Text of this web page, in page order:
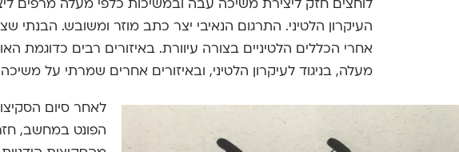
לוחצים חזק ליצירת משיכה עבה ובמשיכות כלפי מעלה מרפים
העיקרון הלטיני. התרגום הנאיבי יצר כתב מוזר ומשובש. הבנתי
אחרי הכללים הלטיניים בצורה עיוורת. באיזורים רבים כדוגמת
מעלה, בניגוד לעיקרון הלטיני, ובאיזורים אחרים שמרתי על משיכה
לאחר סיום
הפונט במחשב,